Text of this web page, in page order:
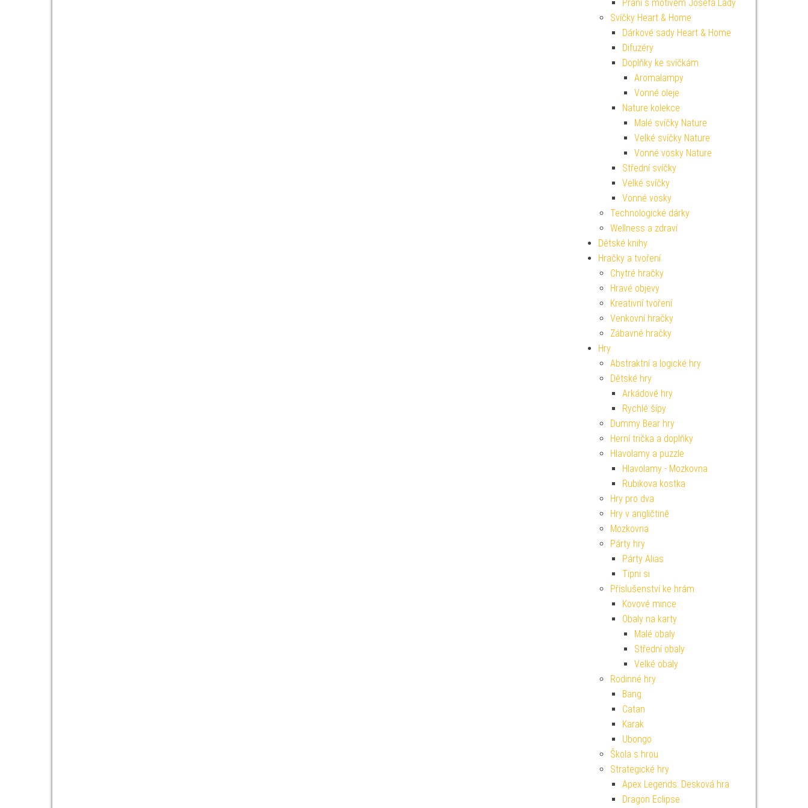
Přání s motivem Josefa Lady
Svíčky Heart & Home
Dárkové sady Heart & Home
Difuzéry
Doplňky ke svíčkám
Aromalampy
Vonné oleje
Nature kolekce
Malé svíčky Nature
Velké svíčky Nature
Vonné vosky Nature
Střední svíčky
Velké svíčky
Vonné vosky
Technologické dárky
Wellness a zdraví
Dětské knihy
Hračky a tvoření
Chytré hračky
Hravé objevy
Kreativní tvoření
Venkovní hračky
Zábavné hračky
Hry
Abstraktní a logické hry
Dětské hry
Arkádové hry
Rychlé šípy
Dummy Bear hry
Herní trička a doplňky
Hlavolamy a puzzle
Hlavolamy - Mozkovna
Rubikova kostka
Hry pro dva
Hry v angličtině
Mozkovna
Párty hry
Párty Alias
Tipni si
Příslušenství ke hrám
Kovové mince
Obaly na karty
Malé obaly
Střední obaly
Velké obaly
Rodinné hry
Bang
Catan
Karak
Ubongo
Škola s hrou
Strategické hry
Apex Legends: Desková hra
Dragon Eclipse